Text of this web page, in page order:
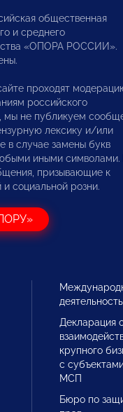
общественная
и среднего
«ОПОРА РОССИИ».
проходят
российского
мы не публикуем
лексику и/или
в случае замены букв
иными символами.
призывающие к
социальной розни.
деятельность
Декларация
крупного
с
МСП
Бюро по